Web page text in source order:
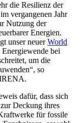
die Resilienz der
vergangenen Jahr
Nutzung der
Energien.
unser neuerWorld
bei
um die
so
dafür, dass sich
Deckung ihres
für fossile